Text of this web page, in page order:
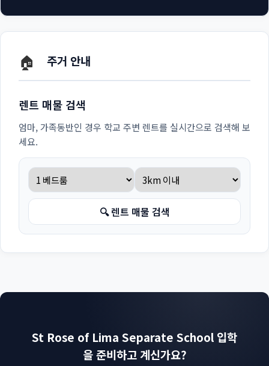
🏠 주거 안내
렌트 매물 검색
엄마, 가족동반인 경우 학교 주변 렌트를 실시간으로 검색해 보
세요.
🔍 렌트 매물 검색
St Rose of Lima Separate School 입학
을 준비하고 계신가요?